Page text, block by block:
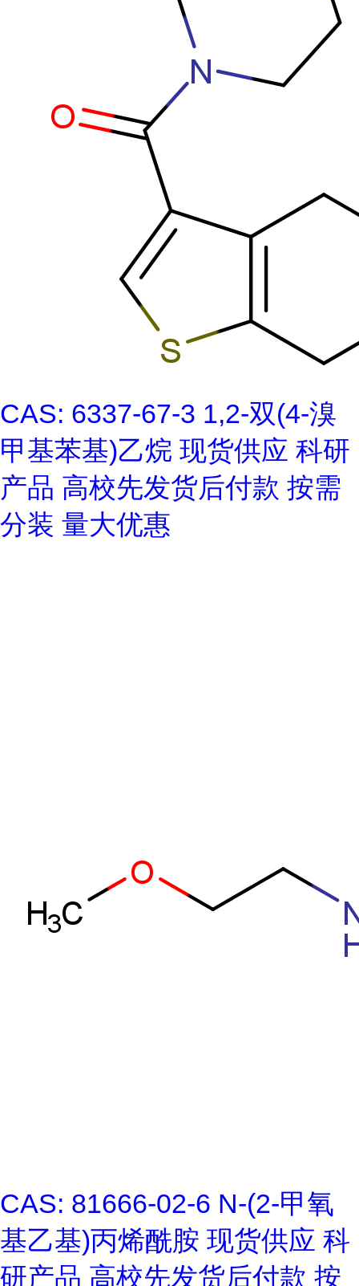
CAS: 6337-67-3 1,2-双(4-溴
甲基苯基)乙烷 现货供应 科研
产品 高校先发货后付款 按需
分装 量大优惠
CAS: 81666-02-6 N-(2-甲氧
基乙基)丙烯酰胺 现货供应 科
研产品 高校先发货后付款 按